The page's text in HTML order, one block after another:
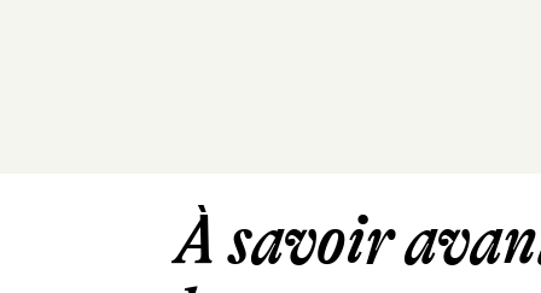
À savoir